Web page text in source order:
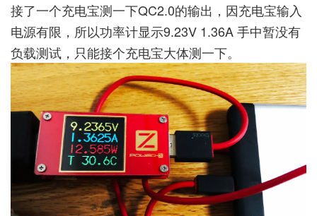
接了一个充电宝测一下QC2.0的输出，因充电宝输入
电源有限，所以功率计显示9.23V 1.36A 手中暂没有
负载测试，只能接个充电宝大体测一下。